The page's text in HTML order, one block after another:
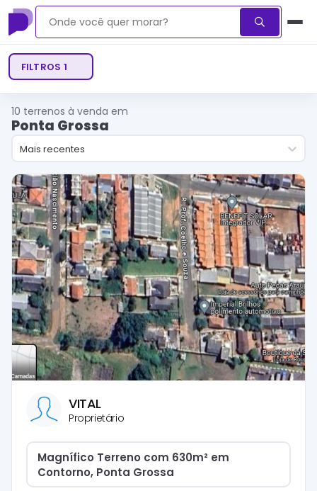
FILTROS 1
10 terrenos à venda em
Ponta Grossa
Mais recentes
VITAL
Proprietário
Magnífico Terreno com 630m² em
Contorno, Ponta Grossa